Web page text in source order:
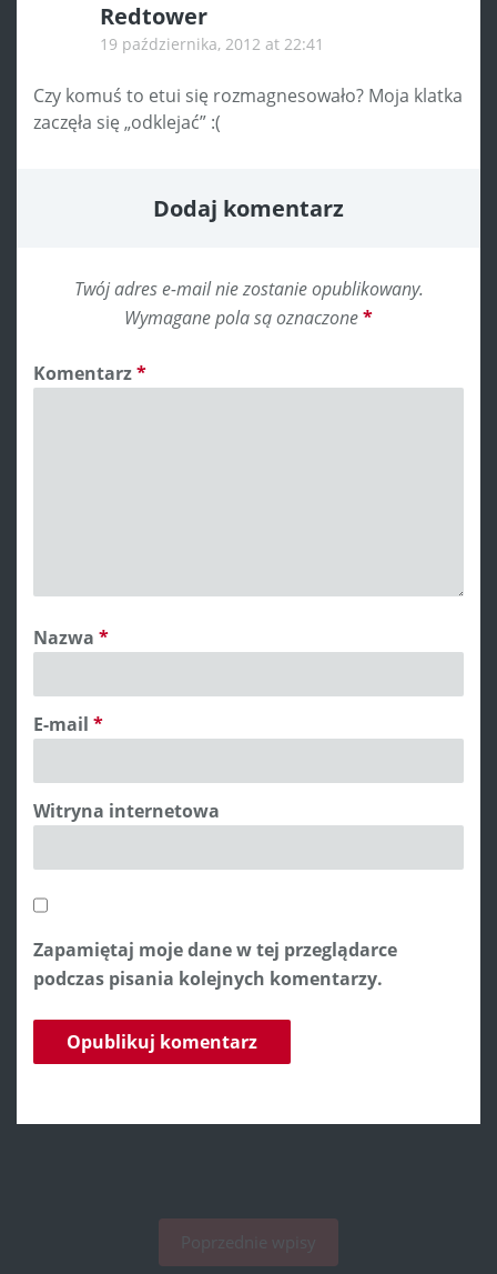
Redtower
19 października, 2012 at 22:41
Czy komuś to etui się rozmagnesowało? Moja klatka
zaczęła się „odklejać” :(
Dodaj komentarz
Twój adres e-mail nie zostanie opublikowany.
Wymagane pola są oznaczone*
Komentarz*
Nazwa *
E-mail *
Witryna internetowa
Zapamiętaj moje dane w tej przeglądarce
podczas pisania kolejnych komentarzy.